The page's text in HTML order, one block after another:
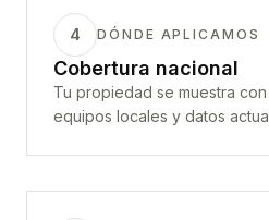
4 DÓNDE APLICAMOS
Cobertura nacional
Tu propiedad se muestra con
equipos locales y datos